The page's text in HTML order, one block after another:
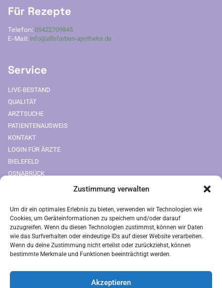
Zustimmung verwalten
Um dir ein optimales Erlebnis zu bieten, verwenden wir Technologien wie
Cookies, um Geräteinformationen zu speichern und/oder darauf
zuzugreifen. Wenn du diesen Technologien zustimmst, können wir Daten
wie das Surfverhalten oder eindeutige IDs auf dieser Website verarbeiten.
Wenn du deine Zustimmung nicht erteilst oder zurückziehst, können
bestimmte Merkmale und Funktionen beeinträchtigt werden.
Akzeptieren
Für Rezepte
Telefon: 05422709845
E-Mail: info@allefarben-apotheke.de
Service
LIVE-BESTAND
QUALITÄT
ARZTSUCHE
PATIENTENAUSWEIS
KONTAKT
LOGIN FÜR ÄRZTE
BIELEFELD
OSNABRÜCK
FREIUMSCHLAG AUSDRUCKEN
Rechtliches
AGB